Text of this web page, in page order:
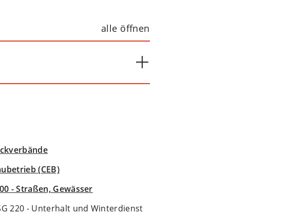
alle öffnen
(CEB)
- Straßen, Gewässer
220 - Unterhalt und Winterdienst